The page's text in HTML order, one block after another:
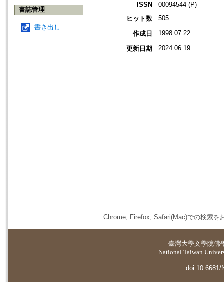
書誌管理
書き出し
ISSN
00094544 (P)
ヒット数
505
作成日 1998.07.22
更新日期 2024.06.19
Chrome, Firefox, Safari(Mac)での検索を
臺灣大學文學院佛
National Taiwan
doi:10.6681/